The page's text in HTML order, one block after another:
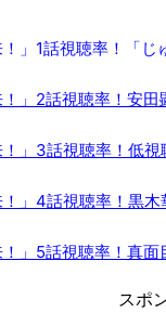
！」1話視聴率！「
！」2話視聴率！安
」3話視聴率！低視
！」4話視聴率！黒
！」5話視聴率！真
スポ